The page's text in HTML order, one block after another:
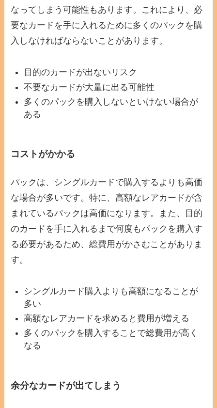
なってしまう可能性もあります。これにより、必
要なカードを手に入れるために多くのパックを購
入しなければならないことがあります。
目的のカードが出ないリスク
不要なカードが大量に出る可能性
多くのパックを購入しないといけない場合が
ある
コストがかかる
パックは、シングルカードで購入するよりも高価
な場合が多いです。特に、高額なレアカードが含
まれているパックは高価になります。また、目的
のカードを手に入れるまで何度もパックを購入す
る必要があるため、総費用がかさむことがありま
す。
シングルカード購入よりも高額になることが
多い
高額なレアカードを求めると費用が増える
多くのパックを購入することで総費用が高く
なる
余分なカードが出てしまう